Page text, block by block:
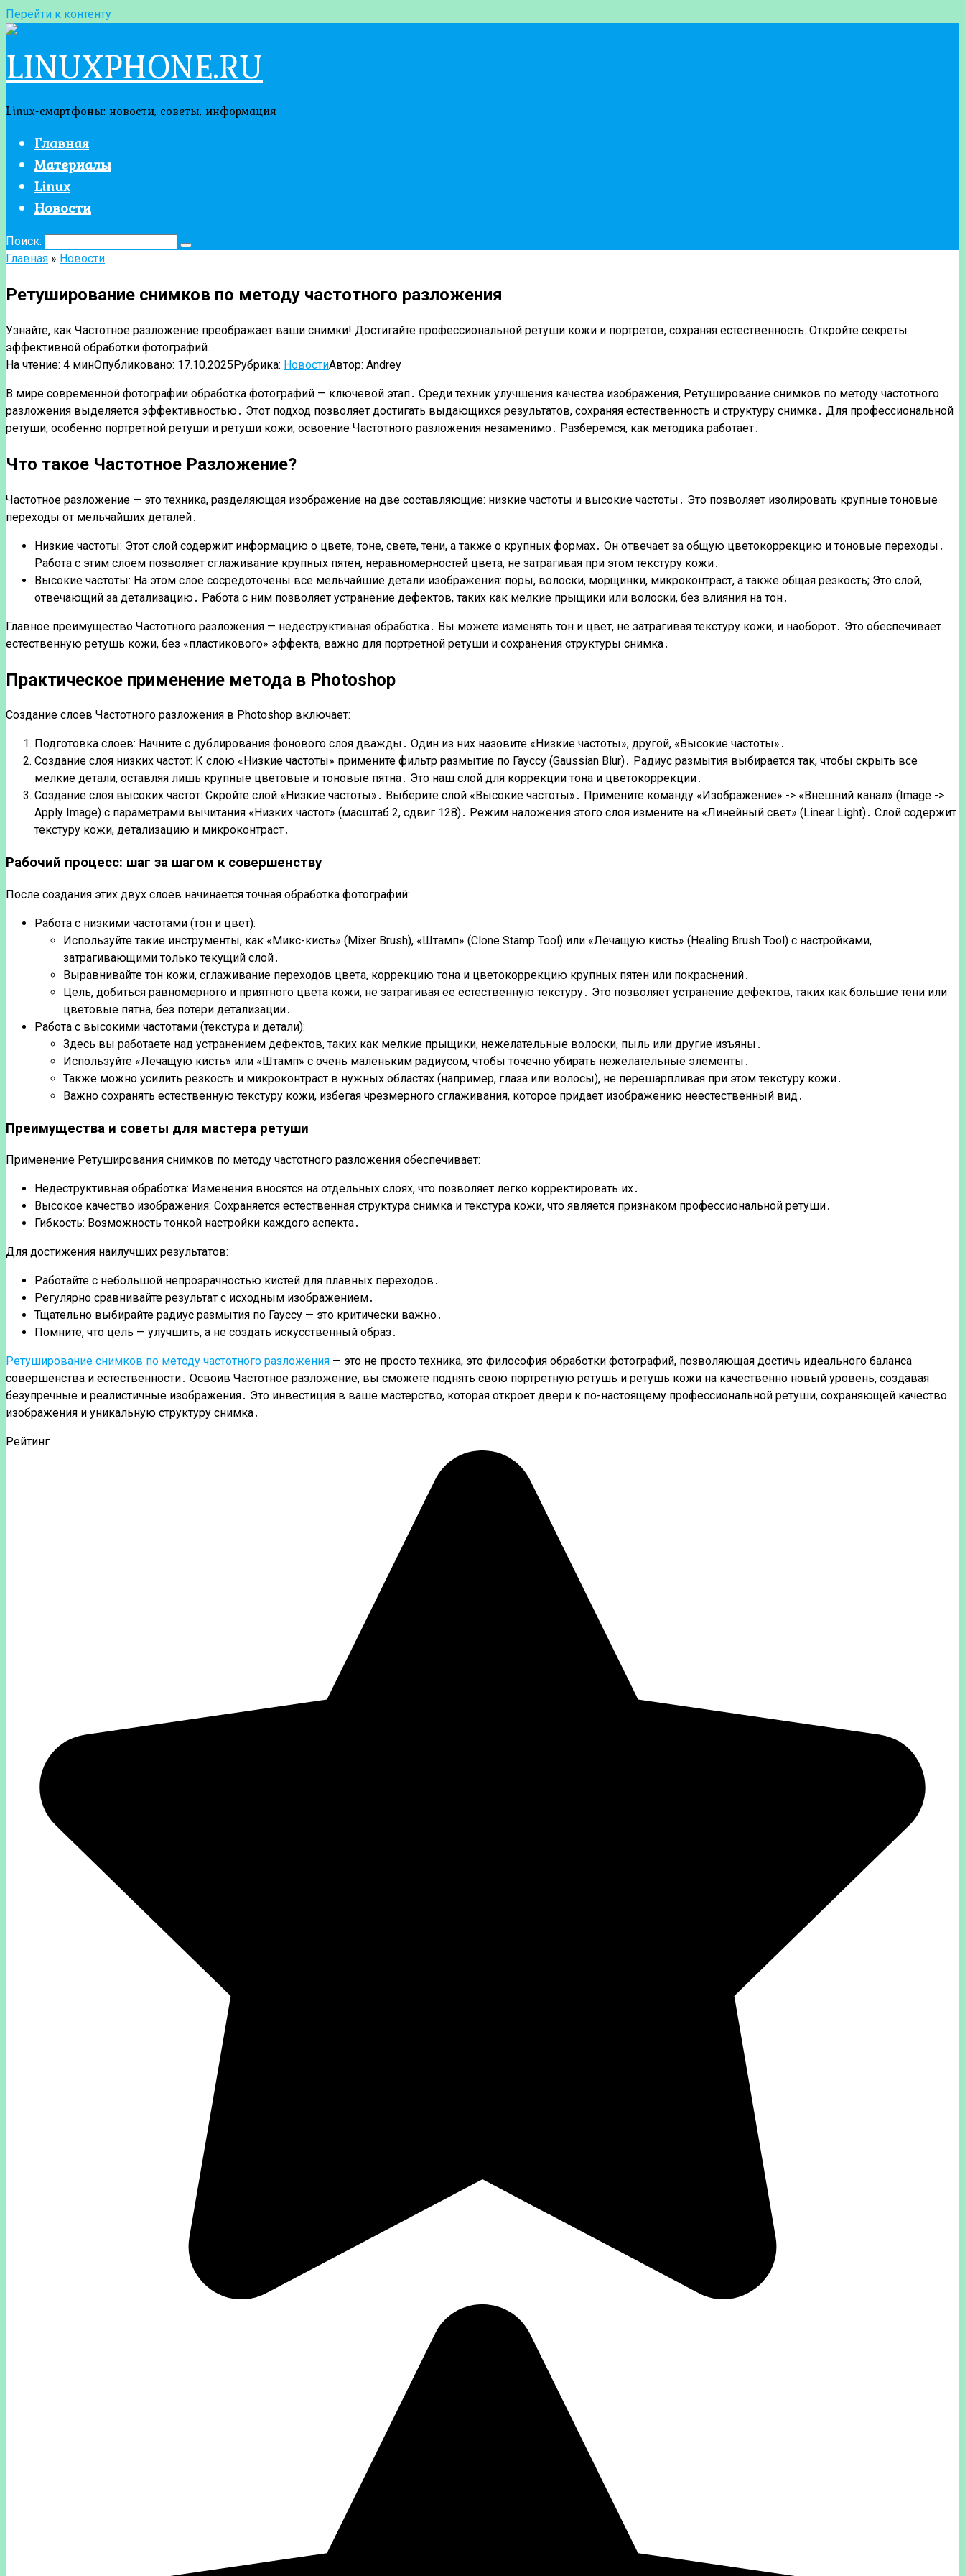
Перейти к контенту
LINUXPHONE.RU
Linux-смартфоны: новости, советы, информация
Главная
Материалы
Linux
Новости
Поиск:
Главная » Новости
Ретуширование снимков по методу частотного разложения
Узнайте, как Частотное разложение преображает ваши снимки! Достигайте профессиональной ретуши кожи и портретов, сохраняя естественность. Откройте секреты
эффективной обработки фотографий.
На чтение: 4 минОпубликовано: 17.10.2025Рубрика: НовостиАвтор: Andrey
В мире современной фотографии обработка фотографий — ключевой этап․ Среди техник улучшения качества изображения, Ретуширование снимков по методу частотного
разложения выделяется эффективностью․ Этот подход позволяет достигать выдающихся результатов, сохраняя естественность и структуру снимка․ Для профессиональной
ретуши, особенно портретной ретуши и ретуши кожи, освоение Частотного разложения незаменимо․ Разберемся, как методика работает․
Что такое Частотное Разложение?
Частотное разложение — это техника, разделяющая изображение на две составляющие: низкие частоты и высокие частоты․ Это позволяет изолировать крупные тоновые
переходы от мельчайших деталей․
Низкие частоты: Этот слой содержит информацию о цвете, тоне, свете, тени, а также о крупных формах․ Он отвечает за общую цветокоррекцию и тоновые переходы․
Работа с этим слоем позволяет сглаживание крупных пятен, неравномерностей цвета, не затрагивая при этом текстуру кожи․
Высокие частоты: На этом слое сосредоточены все мельчайшие детали изображения: поры, волоски, морщинки, микроконтраст, а также общая резкость; Это слой,
отвечающий за детализацию․ Работа с ним позволяет устранение дефектов, таких как мелкие прыщики или волоски, без влияния на тон․
Главное преимущество Частотного разложения — недеструктивная обработка․ Вы можете изменять тон и цвет, не затрагивая текстуру кожи, и наоборот․ Это обеспечивает
естественную ретушь кожи, без «пластикового» эффекта, важно для портретной ретуши и сохранения структуры снимка․
Практическое применение метода в Photoshop
Создание слоев Частотного разложения в Photoshop включает:
Подготовка слоев: Начните с дублирования фонового слоя дважды․ Один из них назовите «Низкие частоты», другой, «Высокие частоты»․
Создание слоя низких частот: К слою «Низкие частоты» примените фильтр размытие по Гауссу (Gaussian Blur)․ Радиус размытия выбирается так, чтобы скрыть все
мелкие детали, оставляя лишь крупные цветовые и тоновые пятна․ Это наш слой для коррекции тона и цветокоррекции․
Создание слоя высоких частот: Скройте слой «Низкие частоты»․ Выберите слой «Высокие частоты»․ Примените команду «Изображение» -> «Внешний канал» (Image ->
Apply Image) с параметрами вычитания «Низких частот» (масштаб 2, сдвиг 128)․ Режим наложения этого слоя измените на «Линейный свет» (Linear Light)․ Слой содержит
текстуру кожи, детализацию и микроконтраст․
Рабочий процесс: шаг за шагом к совершенству
После создания этих двух слоев начинается точная обработка фотографий:
Работа с низкими частотами (тон и цвет):
Используйте такие инструменты, как «Микс-кисть» (Mixer Brush), «Штамп» (Clone Stamp Tool) или «Лечащую кисть» (Healing Brush Tool) с настройками,
затрагивающими только текущий слой․
Выравнивайте тон кожи, сглаживание переходов цвета, коррекцию тона и цветокоррекцию крупных пятен или покраснений․
Цель, добиться равномерного и приятного цвета кожи, не затрагивая ее естественную текстуру․ Это позволяет устранение дефектов, таких как большие тени или
цветовые пятна, без потери детализации․
Работа с высокими частотами (текстура и детали):
Здесь вы работаете над устранением дефектов, таких как мелкие прыщики, нежелательные волоски, пыль или другие изъяны․
Используйте «Лечащую кисть» или «Штамп» с очень маленьким радиусом, чтобы точечно убирать нежелательные элементы․
Также можно усилить резкость и микроконтраст в нужных областях (например, глаза или волосы), не перешарпливая при этом текстуру кожи․
Важно сохранять естественную текстуру кожи, избегая чрезмерного сглаживания, которое придает изображению неестественный вид․
Преимущества и советы для мастера ретуши
Применение Ретуширования снимков по методу частотного разложения обеспечивает:
Недеструктивная обработка: Изменения вносятся на отдельных слоях, что позволяет легко корректировать их․
Высокое качество изображения: Сохраняется естественная структура снимка и текстура кожи, что является признаком профессиональной ретуши․
Гибкость: Возможность тонкой настройки каждого аспекта․
Для достижения наилучших результатов:
Работайте с небольшой непрозрачностью кистей для плавных переходов․
Регулярно сравнивайте результат с исходным изображением․
Тщательно выбирайте радиус размытия по Гауссу — это критически важно․
Помните, что цель — улучшить, а не создать искусственный образ․
Ретуширование снимков по методу частотного разложения — это не просто техника, это философия обработки фотографий, позволяющая достичь идеального баланса
совершенства и естественности․ Освоив Частотное разложение, вы сможете поднять свою портретную ретушь и ретушь кожи на качественно новый уровень, создавая
безупречные и реалистичные изображения․ Это инвестиция в ваше мастерство, которая откроет двери к по-настоящему профессиональной ретуши, сохраняющей качество
изображения и уникальную структуру снимка․
Рейтинг